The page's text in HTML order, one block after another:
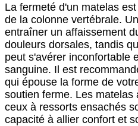
La fermeté d'un matelas
de la colonne vertébrale.
entraîner un affaissement
douleurs dorsales, tandis
peut s'avérer inconfortable
sanguine. Il est
qui épouse la forme de
soutien ferme. Les matelas
ceux à ressorts ensachés
capacité à allier confort et